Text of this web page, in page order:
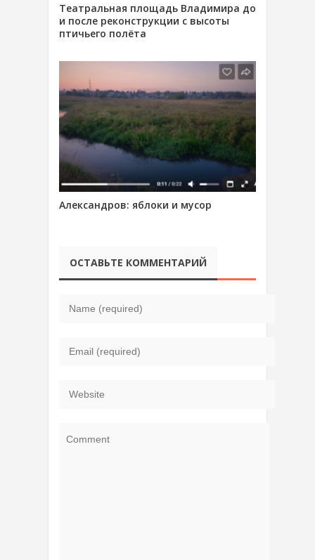
Театральная площадь Владимира до
и после реконструкции с высоты
птичьего полёта
Александров: яблоки и мусор
ОСТАВЬТЕ КОММЕНТАРИЙ